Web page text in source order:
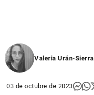
Valeria Urán-Sierra
03 de octubre de 2023